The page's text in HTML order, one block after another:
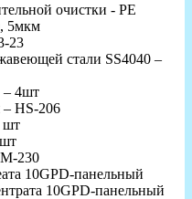
очистки - PE
5мкм
23
стали SS4040 –
– 4шт
– HS-206
шт
230
10GPD-панельный
10GPD-панельный